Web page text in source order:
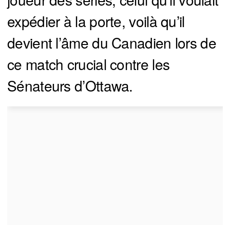
expédier à la porte, voilà qu’il
devient l’âme du Canadien lors de
ce match crucial contre les
Sénateurs d’Ottawa.